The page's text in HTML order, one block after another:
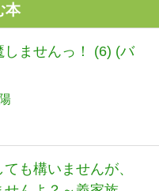
本
ませんっ！ (6) (バ
も構いませんが、